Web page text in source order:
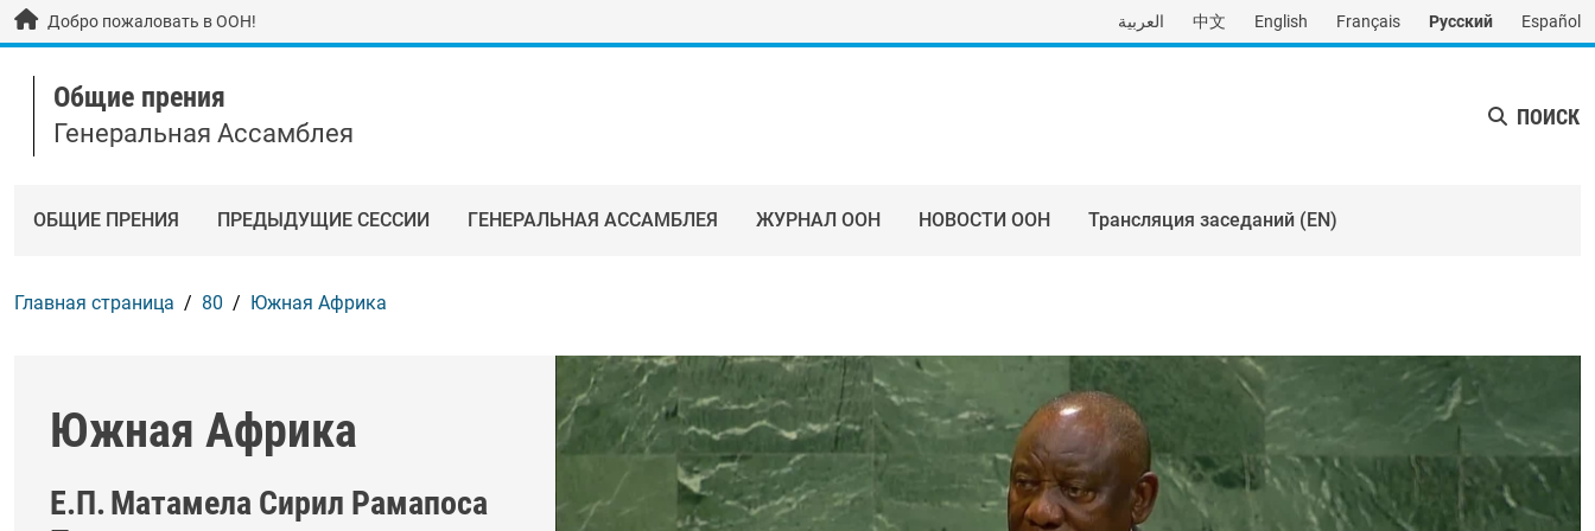
Skip to main content / navigation
Добро пожаловать в ООН! العربية 中文 English Français Русский Español
Общие прения
Генеральная Ассамблея
ПОИСК
ОБЩИЕ ПРЕНИЯ ПРЕДЫДУЩИЕ СЕССИИ ГЕНЕРАЛЬНАЯ АССАМБЛЕЯ ЖУРНАЛ ООН НОВОСТИ ООН Трансляция заседаний (EN)
Главная страница 80 Южная Африка
Южная Африка
Е.П.Матамела Сирил Рамапоса